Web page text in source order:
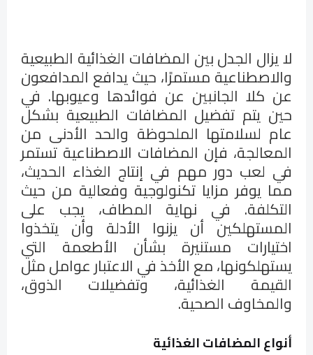
لا يزال الجدل بين المضافات الغذائية الطبيعية
والاصطناعية مستمرًا، حيث يدافع المدافعون
عن كلا الجانبين عن فوائدها وعيوبها. في
حين يتم تفضيل المضافات الطبيعية بشكل
عام لسلامتها الملحوظة والحد الأدنى من
المعالجة، فإن المضافات الاصطناعية تستمر
في لعب دور مهم في إنتاج الغذاء الحديث،
مما يوفر مزايا تكنولوجية وفعالية من حيث
التكلفة. في نهاية المطاف، يجب على
المستهلكين أن يزنوا الأدلة وأن يتخذوا
اختيارات مستنيرة بشأن الأطعمة التي
يستهلكونها، مع الأخذ في الاعتبار عوامل مثل
القيمة الغذائية، وتفضيلات الذوق،
والمخاوف الصحية.
أنواع المضافات الغذائية